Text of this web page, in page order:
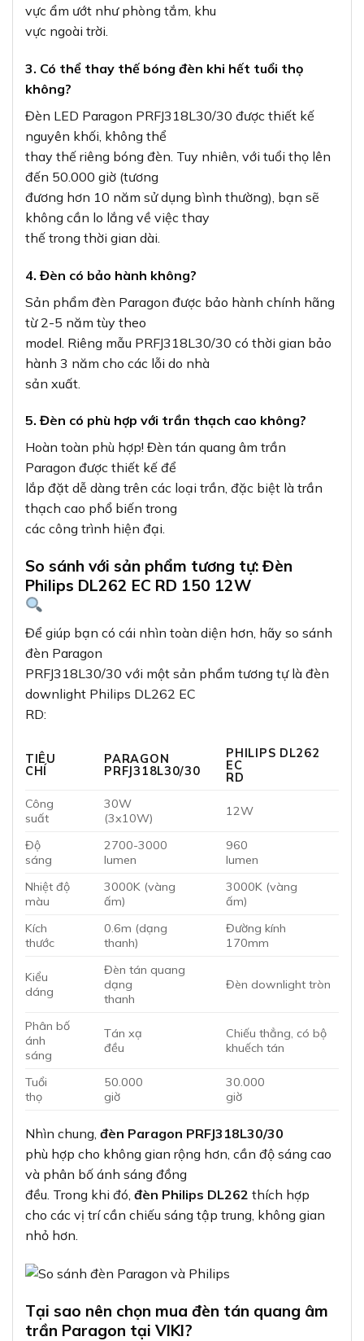
vực ẩm ướt như phòng tắm, khu
vực ngoài trời.
3. Có thể thay thế bóng đèn khi hết tuổi thọ
không?
Đèn LED Paragon PRFJ318L30/30 được thiết kế
nguyên khối, không thể
thay thế riêng bóng đèn. Tuy nhiên, với tuổi thọ lên
đến 50.000 giờ (tương
đương hơn 10 năm sử dụng bình thường), bạn sẽ
không cần lo lắng về việc thay
thế trong thời gian dài.
4. Đèn có bảo hành không?
Sản phẩm đèn Paragon được bảo hành chính hãng
từ 2-5 năm tùy theo
model. Riêng mẫu PRFJ318L30/30 có thời gian bảo
hành 3 năm cho các lỗi do nhà
sản xuất.
5. Đèn có phù hợp với trần thạch cao không?
Hoàn toàn phù hợp! Đèn tán quang âm trần
Paragon được thiết kế để
lắp đặt dễ dàng trên các loại trần, đặc biệt là trần
thạch cao phổ biến trong
các công trình hiện đại.
So sánh với sản phẩm tương tự: Đèn
Philips DL262 EC RD 150 12W
Để giúp bạn có cái nhìn toàn diện hơn, hãy so sánh
đèn Paragon
PRFJ318L30/30 với một sản phẩm tương tự là đèn
downlight Philips DL262 EC
RD:
TIÊU
CHÍ
PARAGON
PRFJ318L30/30
PHILIPS DL262
EC
RD
Công
suất
30W
(3x10W)
12W
Độ
sáng
2700-3000
lumen
960
lumen
Nhiệt độ
màu
3000K (vàng
ấm)
3000K (vàng
ấm)
Kích
thước
0.6m (dạng
thanh)
Đường kính
170mm
Kiểu
dáng
Đèn tán quang
dạng
thanh
Đèn downlight tròn
Phân bố
ánh
sáng
Tán xạ
đều
Chiếu thẳng, có bộ
khuếch tán
Tuổi
thọ
50.000
giờ
30.000
giờ
Nhìn chung, đèn Paragon PRFJ318L30/30
phù hợp cho không gian rộng hơn, cần độ sáng cao
và phân bố ánh sáng đồng
đều. Trong khi đó, đèn Philips DL262 thích hợp
cho các vị trí cần chiếu sáng tập trung, không gian
nhỏ hơn.
Tại sao nên chọn mua đèn tán quang âm
trần Paragon tại VIKI?